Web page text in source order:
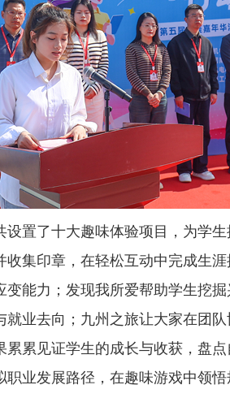
置了十大趣味体验项目，为学
集印章，在轻松互动中完成生
能力；发现我所爱帮助学生挖
业去向；九州之旅让大家在团
累见证学生的成长与收获，盘
业发展路径，在趣味游戏中领